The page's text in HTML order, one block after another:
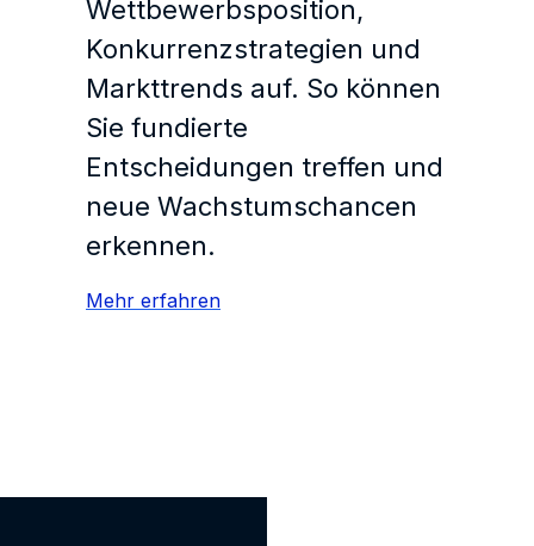
Wettbewerbsposition,
Konkurrenzstrategien und
Markttrends auf. So können
Sie fundierte
Entscheidungen treffen und
neue Wachstumschancen
erkennen.
Mehr erfahren